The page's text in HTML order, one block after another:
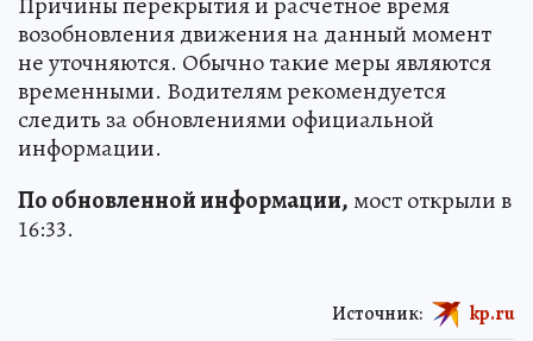
возобновления движения на данный момент
не уточняются. Обычно такие меры являются
временными. Водителям рекомендуется
следить за обновлениями официальной
информации.
По обновленной информации,мост открыли в
16:33.
Источник: kp.ru